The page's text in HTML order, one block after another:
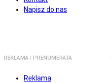
Napisz do nas
REKLAMA I PRENUMERATA
Reklama